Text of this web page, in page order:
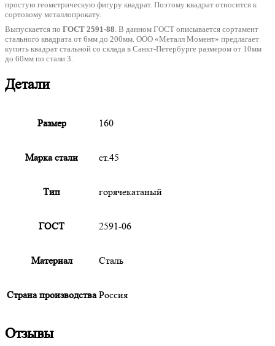
простую геометрическую фигуру квадрат. Поэтому квадрат относится к
сортовому металлопрокату.
Выпускается по ГОСТ 2591-88. В данном ГОСТ описывается сортамент
стального квадрата от 6мм до 200мм. ООО «Металл Момент» предлагает
купить квадрат стальной со склада в Санкт-Петербурге размером от 10мм
до 60мм по стали 3.
Детали
Размер 160
Марка стали ст.45
Тип горячекатаный
ГОСТ 2591-06
Материал Сталь
Страна производства Россия
Отзывы